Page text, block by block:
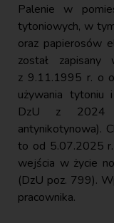
Palenie w
tytoniowych, w
oraz papierosów
został
z 9.11.1995 r. o
używania
DzU z 2024
antynikotynowa).
to od 5.07.2025 r.
wejścia w życie
(DzU poz. 799).
pracownika.